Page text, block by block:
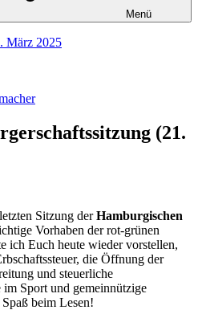
Menü
März 2025
(21.
Sitzung derHamburgischen
Vorhaben der rot-grünen
ich Euch heute wieder vorstellen,
die Öffnung der
und steuerliche
im Sport und gemeinnützige
beim Lesen!